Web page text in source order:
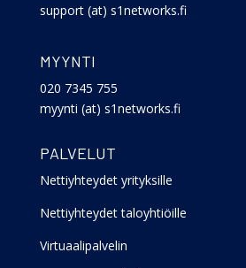
support (at) s1networks.fi
MYYNTI
020 7345 755
myynti (at) s1networks.fi
PALVELUT
Nettiyhteydet yrityksille
Nettiyhteydet taloyhtiöille
Virtuaalipalvelin